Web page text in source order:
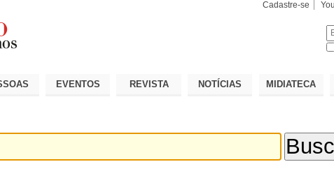
Cadastre-se
EVENTOS REVISTA NOTÍCIAS MIDIATECA